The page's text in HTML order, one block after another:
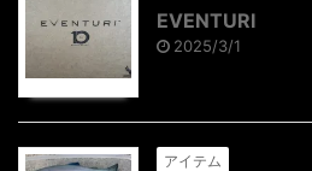
EVENTURI
2025/3/1
アイテム